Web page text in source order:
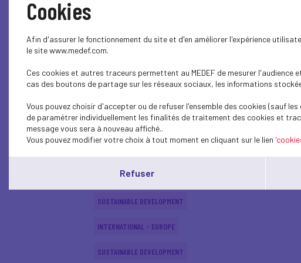
SUSTAINABLE DEVELOPMENT
SUSTAINABLE DEVELOPMENT
SUSTAINABLE DEVELOPMENT
SUSTAINABLE DEVELOPMENT
SUSTAINABLE DEVELOPMENT
INTERNATIONAL - EUROPE
SUSTAINABLE DEVELOPMENT
Cookies
Afin d'assurer le fonctionnement du site et d'en améliorer l'expérience
le site www.medef.com.
Ces cookies et autres traceurs permettent au MEDEF de mesurer
cas des boutons de partage sur les réseaux sociaux, les informations
Vous pouvez choisir d'accepter ou de refuser l'ensemble des cookies (sauf
de paramétrer individuellement les finalités de traitement des cookies et
message vous sera à nouveau affiché..
Vous pouvez modifier votre choix à tout moment en cliquant sur le lien
Refuser